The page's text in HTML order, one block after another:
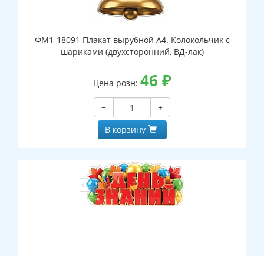
ФМ1-18091 Плакат вырубной А4. Колокольчик с
шариками (двухсторонний, ВД-лак)
Цена розн: 46 ₽
−
+
В корзину